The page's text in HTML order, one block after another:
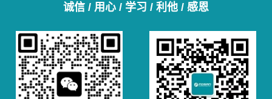
诚信 / 用心 / 学习 / 利他 / 感恩